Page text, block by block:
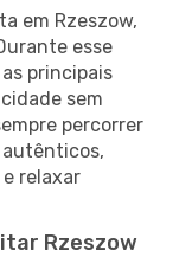
em Rzeszow,
esse
principais
sem
percorrer
autênticos,
relaxar
Rzeszow